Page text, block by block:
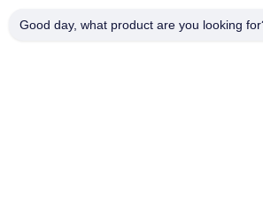
Kwaliteitscontrole
Good day, what product are you looking